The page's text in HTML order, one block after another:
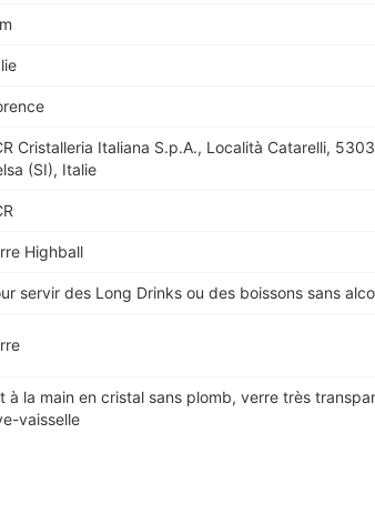
Cristalleria Italiana S.p.A., Località Catarelli,
(SI), Italie
Highball
servir des Long Drinks ou des boissons sans
à la main en cristal sans plomb, verre très
vaisselle